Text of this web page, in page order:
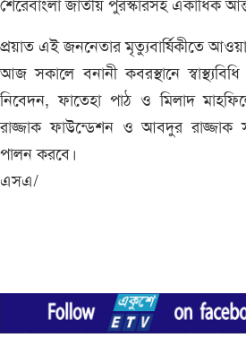
শেরেবাংলা জাতীয় পুরস্কারসহ একাধিক
প্রয়াত এই জননেতার মৃত্যুবার্ষিকীতে
আজ সকালে বনানী কবরস্থানে
নিবেদন, ফাতেহা পাঠ ও মিলাদ
রাজ্জাক ফাউন্ডেশন ও আবদুর রাজ্জাক
পালন করবে।
এসএ/